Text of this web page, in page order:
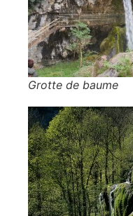
Grotte de baume